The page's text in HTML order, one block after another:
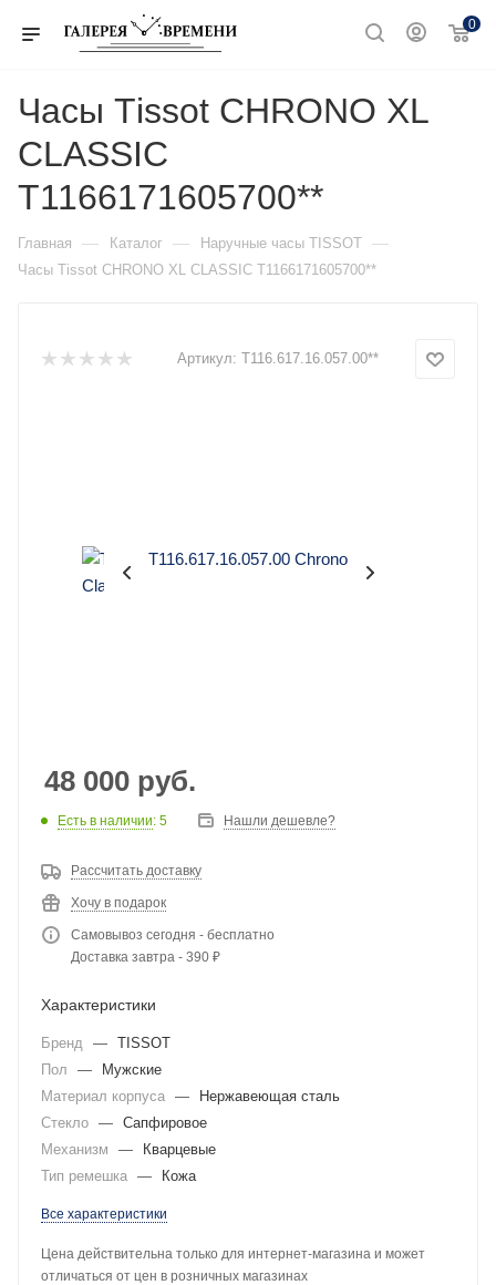
0
Часы Тissot CHRONO XL
CLASSIC
T1166171605700**
Главная — Каталог — Наручные часы TISSOT —
Часы Тissot CHRONO XL CLASSIC T1166171605700**
Артикул: T116.617.16.057.00**
48 000 руб.
Есть в наличии: 5 Нашли дешевле?
Рассчитать доставку
Хочу в подарок
Самовывоз сегодня - бесплатно
Доставка завтра - 390 ₽
Характеристики
Бренд — TISSOT
Пол
—
Мужские
Материал корпуса —
Нержавеющая сталь
Стекло — Сапфировое
Механизм
—
Кварцевые
Тип ремешка — Кожа
Все характеристики
Цена действительна только для интернет-магазина и может
отличаться от цен в розничных магазинах